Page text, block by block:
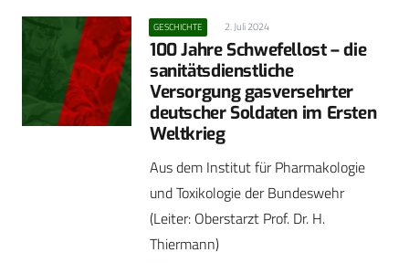
GESCHICHTE 2. Juli 2024
100 Jahre Schwefellost – die
sanitätsdienstliche
Versorgung gasversehrter
deutscher Soldaten im Ersten
Weltkrieg
Aus dem Institut für Pharmakologie
und Toxikologie der Bundeswehr
(Leiter: Oberstarzt Prof. Dr. H.
Thiermann)